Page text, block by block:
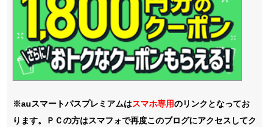
※auスマートパスプレミアムはスマホ専用のリンクとなってお
ります。ＰＣの方はスマフォで再度このブログにアクセスしてク